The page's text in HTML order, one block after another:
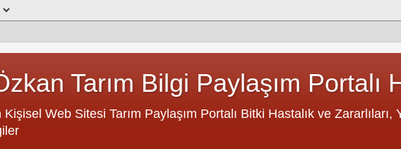
Tarım Bilgi Paylaşım Portalı
Web Sitesi Tarım Paylaşım Portalı Bitki Hastalık ve Zararlıları,